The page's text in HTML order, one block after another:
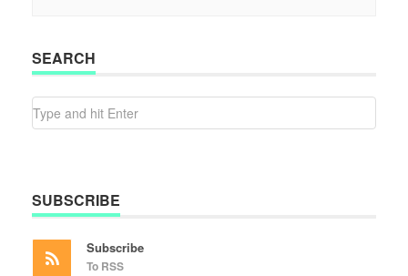
SEARCH
SUBSCRIBE
Subscribe
To RSS